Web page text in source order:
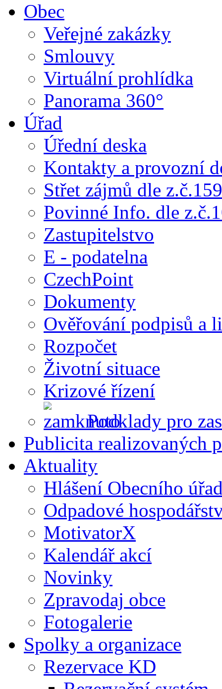
Obec
Veřejné zakázky
Smlouvy
Virtuální prohlídka
Panorama 360°
Úřad
Úřední deska
Kontakty a provozní
Střet zájmů dle
Povinné Info. dle
Zastupitelstvo
E - podatelna
CzechPoint
Dokumenty
Ověřování podpisů a
Rozpočet
Životní situace
Krizové řízení
Podklady pro
Publicita realizovaných
Aktuality
Hlášení Obecního
Odpadové
MotivatorX
Kalendář akcí
Novinky
Zpravodaj obce
Fotogalerie
Spolky a organizace
Rezervace KD